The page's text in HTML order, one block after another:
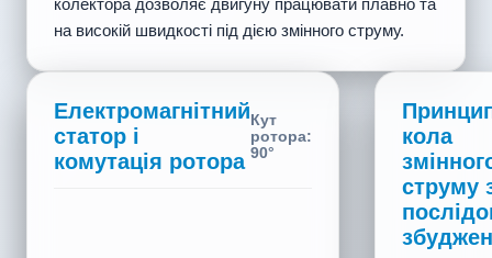
колектора дозволяє двигуну працювати плавно та
на високій швидкості під дією змінного струму.
Електромагнітний
статор і
комутація ротора
Кут
ротора:
150°
кола
струму